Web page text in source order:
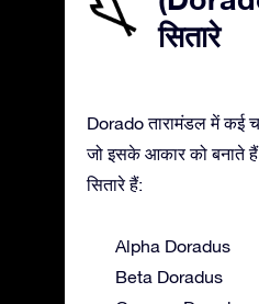
सितारे
Dorado तारामंडल में कई
जो इसके आकार को बनाते
सितारे हैं:
Alpha Doradus
Beta Doradus